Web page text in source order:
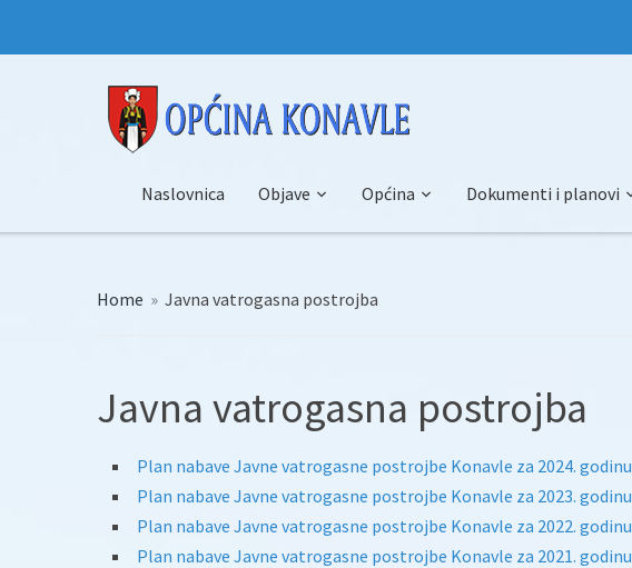
Naslovnica Objave Općina Dokumenti i planovi
Home » Javna vatrogasna postrojba
Javna vatrogasna postrojba
Plan nabave Javne vatrogasne postrojbe Konavle za 2024. godinu
Plan nabave Javne vatrogasne postrojbe Konavle za 2023. godinu
Plan nabave Javne vatrogasne postrojbe Konavle za 2022. godinu
Plan nabave Javne vatrogasne postrojbe Konavle za 2021. godinu